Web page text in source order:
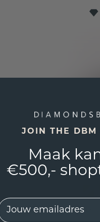
Aanschuifring
JOIN THE DBM
Maak
€500,-
EMail